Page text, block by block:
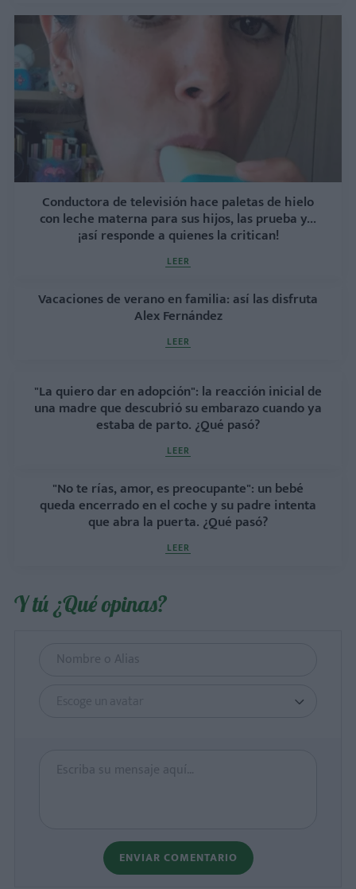
Conductora de televisión hace paletas de hielo
con leche materna para sus hijos, las prueba y...
¡así responde a quienes la critican!
LEER
Vacaciones de verano en familia: así las disfruta
Alex Fernández
LEER
"La quiero dar en adopción": la reacción inicial de
una madre que descubrió su embarazo cuando ya
estaba de parto. ¿Qué pasó?
LEER
"No te rías, amor, es preocupante": un bebé
queda encerrado en el coche y su padre intenta
que abra la puerta. ¿Qué pasó?
LEER
Y tú ¿Qué opinas?
Escoge un avatar
ENVIAR COMENTARIO